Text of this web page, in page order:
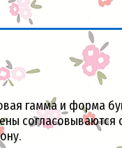
гамма и форма
согласовываются